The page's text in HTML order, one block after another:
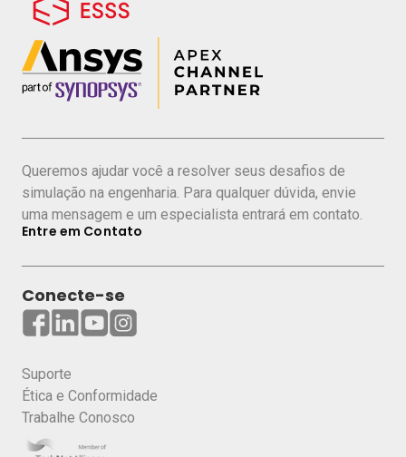
Queremos ajudar você a resolver seus desafios de
simulação na engenharia. Para qualquer dúvida, envie
uma mensagem e um especialista entrará em contato.
Entre em Contato
Conecte-se
Suporte
Ética e Conformidade
Trabalhe Conosco